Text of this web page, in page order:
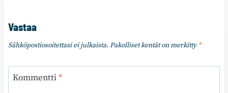
Vastaa
Sähköpostiosoitettasi ei julkaista. Pakolliset kentät on merkitty*
Kommentti*